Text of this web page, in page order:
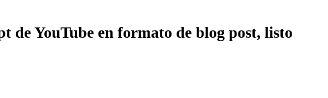
de YouTube en formato de blog post, listo